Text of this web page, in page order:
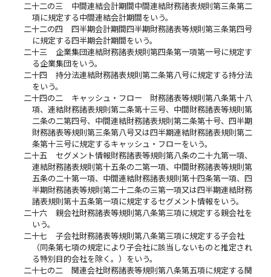
二十二の三
中間連結会計期間中間連結財務諸表規則第三条第二
項に規定する中間連結会計期間をいう。
二十二の四
四半期会計期間四半期財務諸表等規則第三条第四号
に規定する四半期会計期間をいう。
二十三
企業集団連結財務諸表規則第四条第一項第一号に規定す
る企業集団をいう。
二十四
持分法連結財務諸表規則第二条第八号に規定する持分法
をいう。
二十四の二
キャッシュ・フロー 財務諸表等規則第八条第十八
項、連結財務諸表規則第二条第十三号、中間財務諸表等規則第
二条の二第四号、中間連結財務諸表規則第二条第十号、四半期
財務諸表等規則第三条第八号又は四半期連結財務諸表規則第二
条第十三号に規定するキャッシュ・フローをいう。
二十五
セグメント情報財務諸表等規則第八条の二十九第一項、
連結財務諸表規則第十五条の二第一項、中間財務諸表等規則第
五条の二十第一項、中間連結財務諸表規則第十四条第一項、四
半期財務諸表等規則第二十二条の三第一項又は四半期連結財務
諸表規則第十五条第一項に規定するセグメント情報をいう。
二十六
親会社財務諸表等規則第八条第三項に規定する親会社を
いう。
二十七
子会社財務諸表等規則第八条第三項に規定する子会社
（同条第七項の規定により子会社に該当しないものと推定され
る特別目的会社を除く。）をいう。
二十七の二
関連会社財務諸表等規則第八条第五項に規定する関